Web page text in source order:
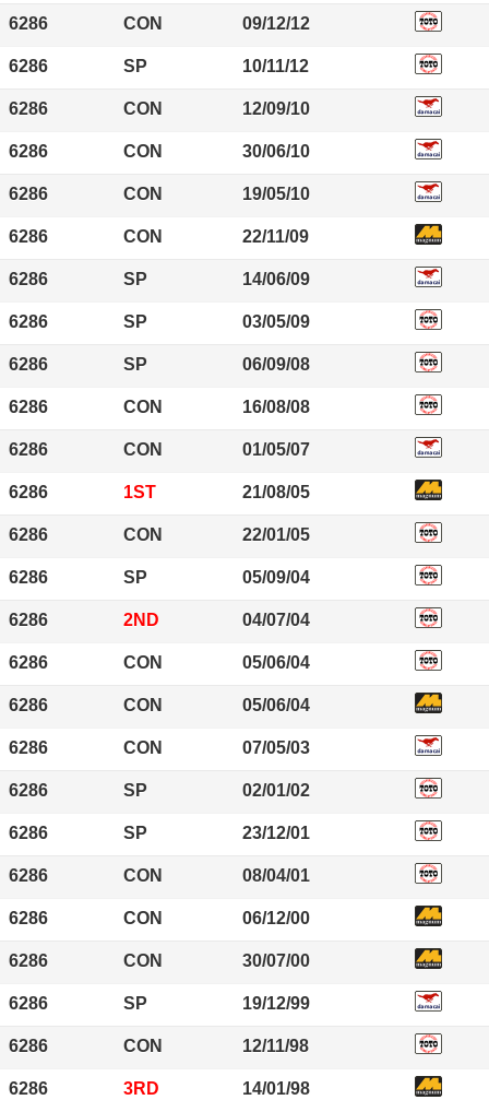
6286 CON 09/12/12
6286 SP 10/11/12
6286 CON 12/09/10
6286 CON 30/06/10
6286 CON 19/05/10
6286 CON 22/11/09
6286 SP 14/06/09
6286 SP 03/05/09
6286 SP 06/09/08
6286 CON 16/08/08
6286 CON 01/05/07
6286 1ST 21/08/05
6286 CON 22/01/05
6286 SP 05/09/04
6286 2ND 04/07/04
6286 CON 05/06/04
6286 CON 05/06/04
6286 CON 07/05/03
6286 SP 02/01/02
6286 SP 23/12/01
6286 CON 08/04/01
6286 CON 06/12/00
6286 CON 30/07/00
6286 SP 19/12/99
6286 CON 12/11/98
6286 3RD 14/01/98